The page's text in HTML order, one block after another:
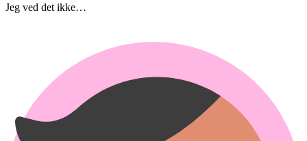
Jeg ved det ikke…